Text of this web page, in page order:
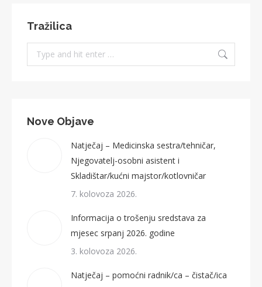
Tražilica
Search:
Nove Objave
Natječaj – Medicinska sestra/tehničar,
Njegovatelj-osobni asistent i
Skladištar/kućni majstor/kotlovničar
7. kolovoza 2026.
Informacija o trošenju sredstava za
mjesec srpanj 2026. godine
3. kolovoza 2026.
Natječaj – pomoćni radnik/ca – čistač/ica